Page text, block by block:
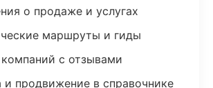
о продаже и услугах
маршруты и гиды
компаний с отзывами
и продвижение в справочнике